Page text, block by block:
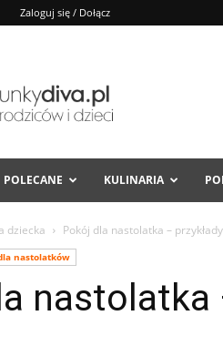
Zaloguj się / Dołącz
POLECANE KULINARIA
dziecka Pokój dla nastolatka – przykłady
nastolatków
nastolatka